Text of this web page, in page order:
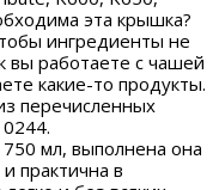
эта крышка?
ингредиенты не
вы работаете с чашей
какие-то продукты.
перечисленных
мл, выполнена она
практична в